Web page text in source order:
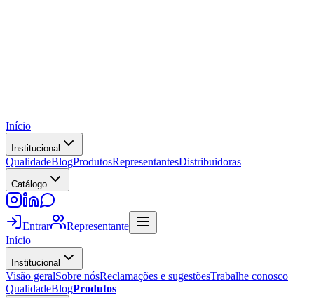
Início
Institucional
QualidadeBlogProdutosRepresentantesDistribuidoras
Catálogo
Entrar
Representante
Início
Institucional
Visão geralSobre nósReclamações e sugestõesTrabalhe conosco
QualidadeBlogProdutos